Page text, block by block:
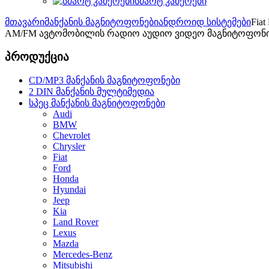
მთავარიმანქანის მაგნიტოფონებიანდროიდ სისტემებიFiat
AM/FM ავტომობილის რადიო აუდიო ვიდეო
პროდუქცია
CD/MP3 მანქანის მაგნიტოფონები
2 DIN მანქანის მულტიმედია
სპეც მანქანის მაგნიტოფონები
Audi
BMW
Chevrolet
Chrysler
Fiat
Ford
Honda
Hyundai
Jeep
Kia
Land Rover
Lexus
Mazda
Mercedes-Benz
Mitsubishi